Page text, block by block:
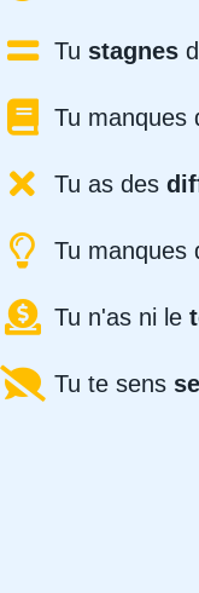
Tu stagnes
Tu manques
Tu as des
Tu manques
Tu n'as ni le
Tu te sens